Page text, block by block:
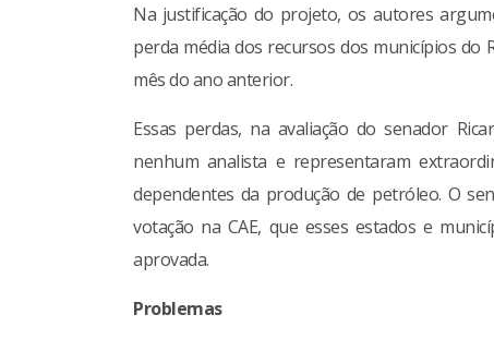
Na justificação do projeto, os autores
perda média dos recursos dos municípios do
mês do ano anterior.
Essas perdas, na avaliação do senador
nenhum analista e representaram
dependentes da produção de petróleo. O
votação na CAE, que esses estados e
aprovada.
Problemas